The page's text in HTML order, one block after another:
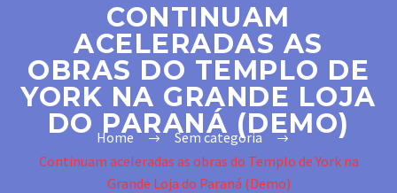
CONTINUAM
ACELERADAS AS
OBRAS DO TEMPLO DE
YORK NA GRANDE LOJA
DO PARANÁ (DEMO)
Home
Sem categoria
Continuam aceleradas as obras do Templo de York na
Grande Loja do Paraná (Demo)